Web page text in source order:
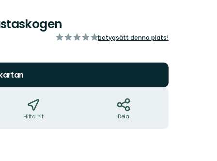
av
betygsätt denna plats!
Hitta hit Dela